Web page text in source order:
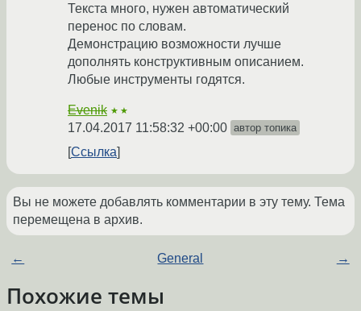
Текста много, нужен автоматический
перенос по словам.
Демонстрацию возможности лучше
дополнять конструктивным описанием.
Любые инструменты годятся.
Evenik ★★
17.04.2017 11:58:32 +00:00 автор топика
Ссылка
Вы не можете добавлять комментарии в эту тему. Тема
перемещена в архив.
← General →
Похожие темы